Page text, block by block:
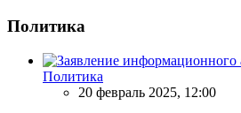
Политика
Политика
20 февраль 2025, 12:00